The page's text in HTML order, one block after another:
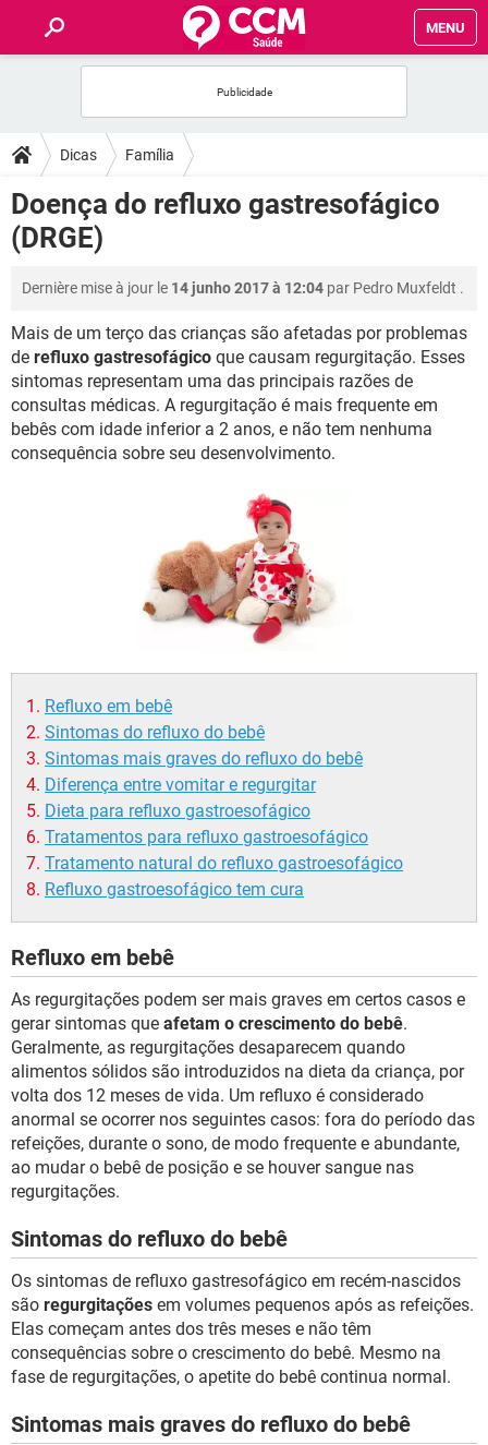
MENU
FORUMS
SAÚDE
FAMÍLIA
BEM-ESTAR
SEXUALIDADE
Dicas Família
Doença do refluxo gastresofágico
(DRGE)
Dernière mise à jour le 14 junho 2017 à 12:04 par Pedro Muxfeldt .
Mais de um terço das crianças são afetadas por problemas
de refluxo gastresofágico que causam regurgitação. Esses
sintomas representam uma das principais razões de
consultas médicas. A regurgitação é mais frequente em
bebês com idade inferior a 2 anos, e não tem nenhuma
consequência sobre seu desenvolvimento.
Refluxo em bebê
Sintomas do refluxo do bebê
Sintomas mais graves do refluxo do bebê
Diferença entre vomitar e regurgitar
Dieta para refluxo gastroesofágico
Tratamentos para refluxo gastroesofágico
Tratamento natural do refluxo gastroesofágico
Refluxo gastroesofágico tem cura
Refluxo em bebê
As regurgitações podem ser mais graves em certos casos e
gerar sintomas que afetam o crescimento do bebê.
Geralmente, as regurgitações desaparecem quando
alimentos sólidos são introduzidos na dieta da criança, por
volta dos 12 meses de vida. Um refluxo é considerado
anormal se ocorrer nos seguintes casos: fora do período das
refeições, durante o sono, de modo frequente e abundante,
ao mudar o bebê de posição e se houver sangue nas
regurgitações.
Sintomas do refluxo do bebê
Os sintomas de refluxo gastresofágico em recém-nascidos
são regurgitações em volumes pequenos após as refeições.
Elas começam antes dos três meses e não têm
consequências sobre o crescimento do bebê. Mesmo na
fase de regurgitações, o apetite do bebê continua normal.
Sintomas mais graves do refluxo do bebê